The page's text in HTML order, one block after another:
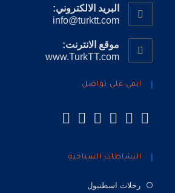
البريد الالكتروني:
info@turktt.com
موقع الانترنت:
www.TurkTT.com
ابقى على تواصل
النشاطات السياحية
رحلات اسطنبول